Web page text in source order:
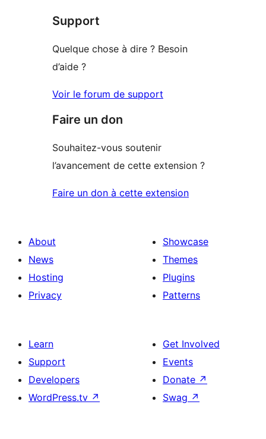
reviews
Support
Quelque chose à dire ? Besoin
d’aide ?
Voir le forum de support
Faire un don
Souhaitez-vous soutenir
l’avancement de cette extension ?
Faire un don à cette extension
About
News
Hosting
Privacy
Showcase
Themes
Plugins
Patterns
Learn
Support
Developers
WordPress.tv ↗
Get Involved
Events
Donate ↗
Swag ↗